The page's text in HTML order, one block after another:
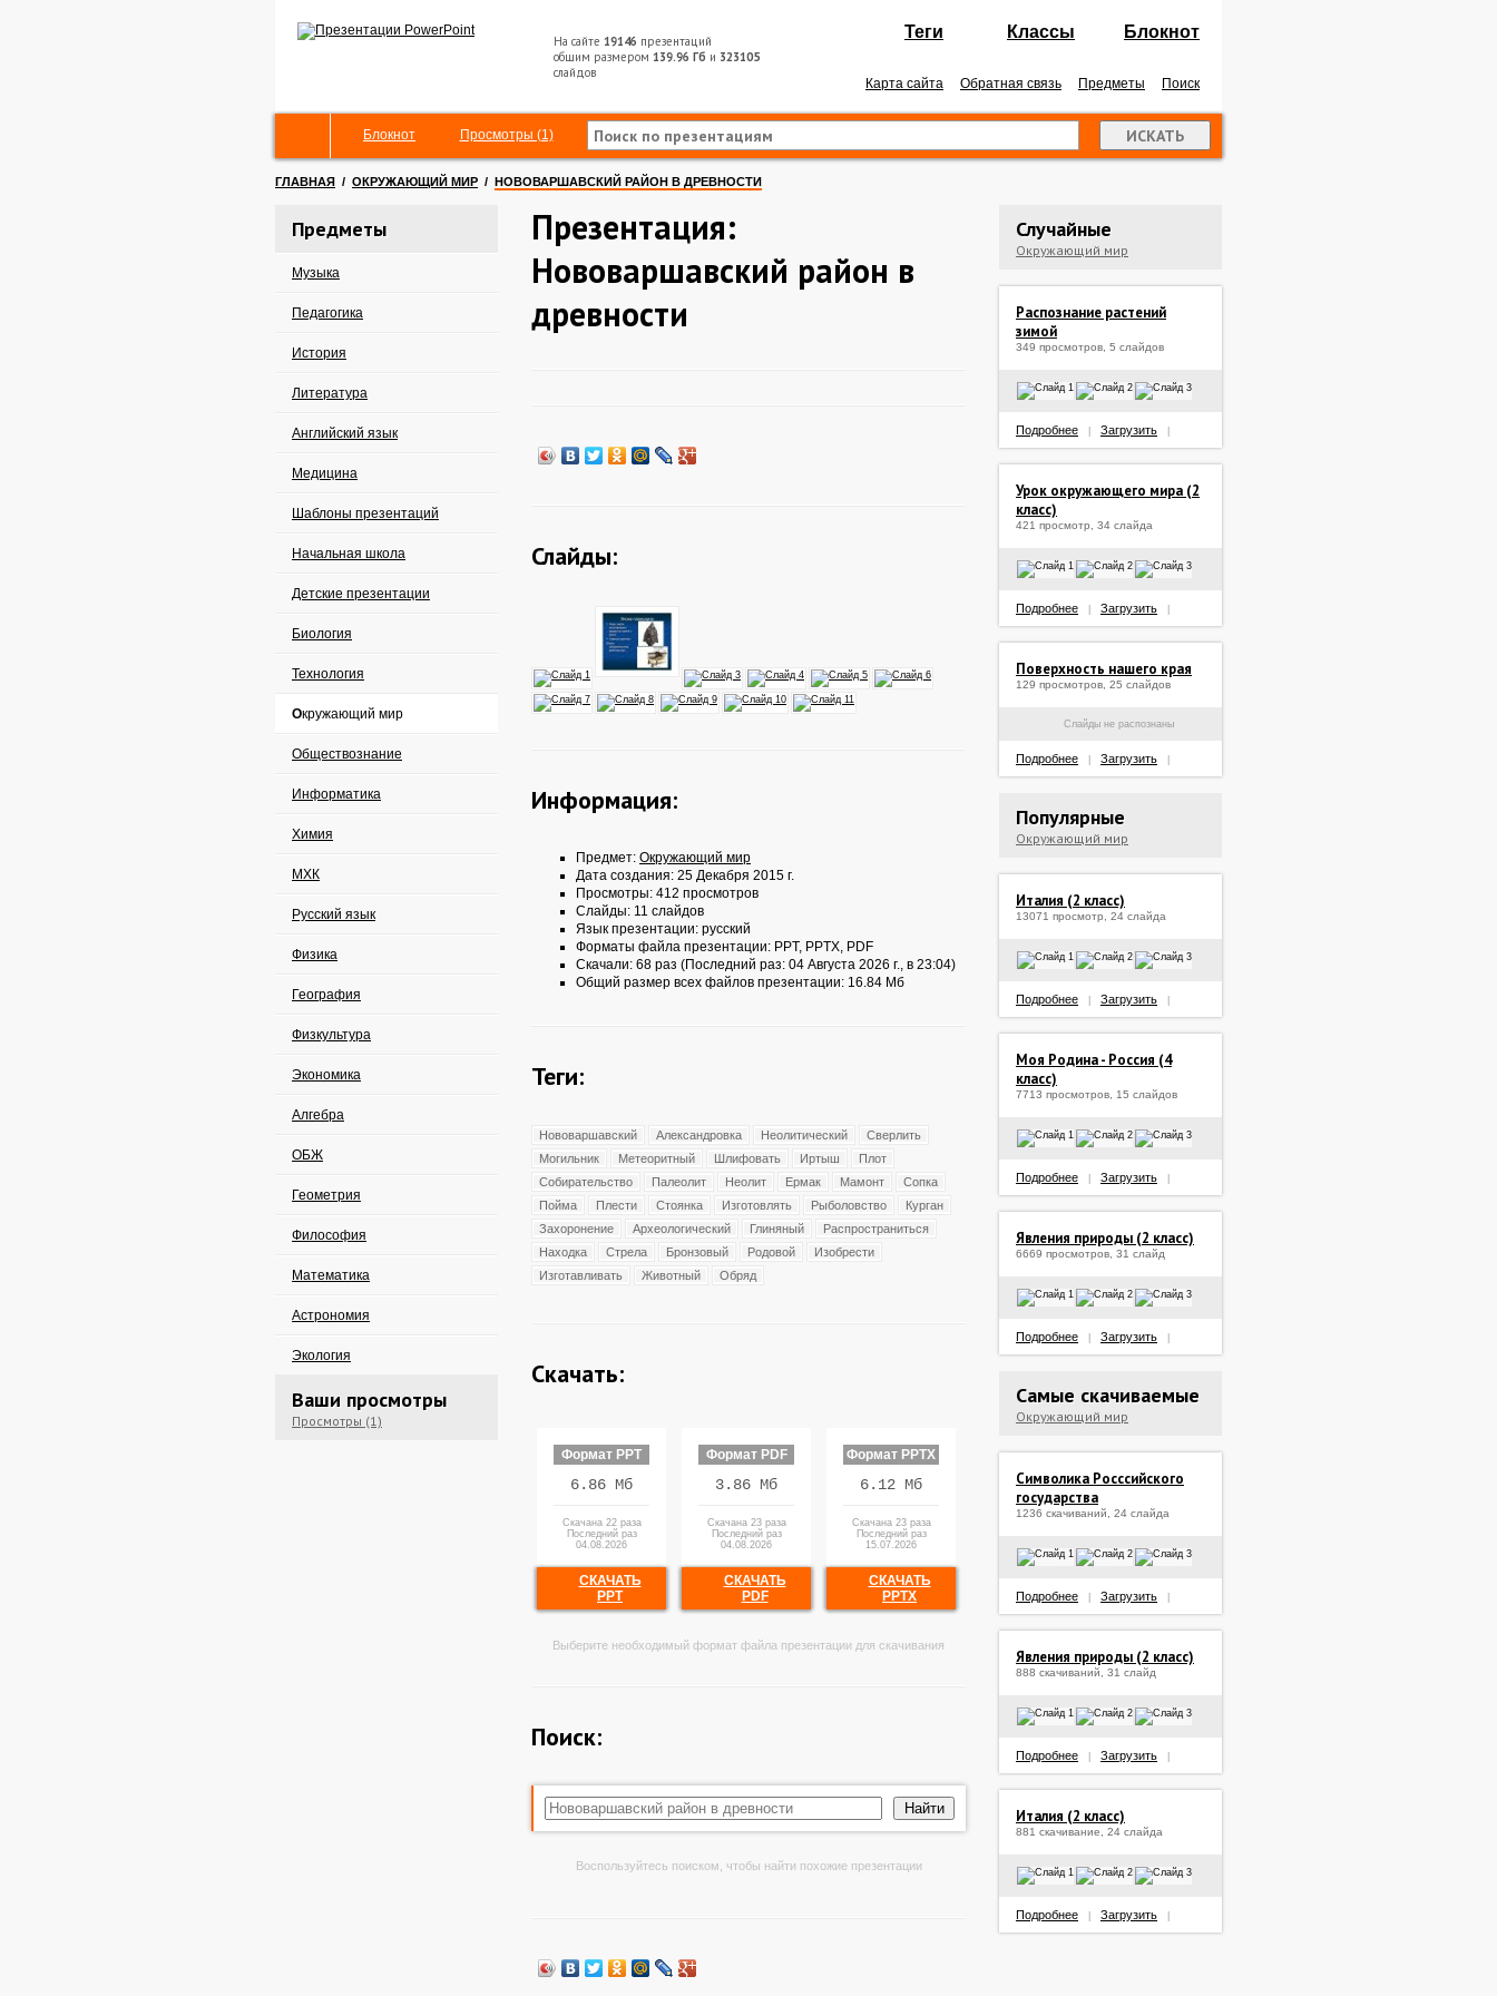
На сайте 19146 презентаций
общим размером 139.96 Гб и 323105
слайдов
Теги Классы Блокнот
Карта сайта Обратная связь Предметы Поиск
Блокнот Просмотры (1)
ГЛАВНАЯ / ОКРУЖАЮЩИЙ МИР / НОВОВАРШАВСКИЙ РАЙОН В ДРЕВНОСТИ
Предметы
Музыка
Педагогика
История
Литература
Английский язык
Медицина
Шаблоны презентаций
Начальная школа
Детские презентации
Биология
Технология
Окружающий мир
Обществознание
Информатика
Химия
МХК
Русский язык
Физика
География
Физкультура
Экономика
Алгебра
ОБЖ
Геометрия
Философия
Математика
Астрономия
Экология
Ваши просмотры
Просмотры (1)
Презентация:
Нововаршавский район в
древности
Слайды:
Информация:
Предмет: Окружающий мир
Дата создания: 25 Декабря 2015 г.
Просмотры: 412 просмотров
Слайды: 11 слайдов
Язык презентации: русский
Форматы файла презентации: PPT, PPTX, PDF
Скачали: 68 раз (Последний раз: 04 Августа 2026 г., в 23:04)
Общий размер всех файлов презентации: 16.84 Мб
Теги:
Нововаршавский Александровка Неолитический
Сверлить
Могильник
Метеоритный Шлифовать Иртыш
Плот
Собирательство
Палеолит Неолит Ермак Мамонт
Сопка
Пойма
Плести Стоянка Изготовлять Рыболовство
Курган
Захоронение
Археологический Глиняный
Распространиться
Находка
Стрела Бронзовый Родовой
Изобрести
Изготавливать
Животный Обряд
Скачать:
Формат PPT
6.86 Мб
Скачана 22 раза
Последний раз
04.08.2026
СКАЧАТЬ
PPT
Формат PDF
3.86 Мб
Скачана 23 раза
Последний раз
04.08.2026
СКАЧАТЬ
PDF
Формат PPTX
6.12 Мб
Скачана 23 раза
Последний раз
15.07.2026
СКАЧАТЬ
PPTX
Выберите необходимый формат файла презентации для скачивания
Поиск:
Воспользуйтесь поиском, чтобы найти похожие презентации
Случайные
Окружающий мир
Распознание растений
зимой
349 просмотров, 5 слайдов
Подробнее Загрузить
Урок окружающего мира (2
класс)
421 просмотр, 34 слайда
Подробнее Загрузить
Поверхность нашего края
129 просмотров, 25 слайдов
Слайды не распознаны
Подробнее Загрузить
Популярные
Окружающий мир
Италия (2 класс)
13071 просмотр, 24 слайда
Подробнее Загрузить
Моя Родина - Россия (4
класс)
7713 просмотров, 15 слайдов
Подробнее Загрузить
Явления природы (2 класс)
6669 просмотров, 31 слайд
Подробнее Загрузить
Самые скачиваемые
Окружающий мир
Символика Росссийского
государства
1236 скачиваний, 24 слайда
Подробнее Загрузить
Явления природы (2 класс)
888 скачиваний, 31 слайд
Подробнее Загрузить
Италия (2 класс)
881 скачивание, 24 слайда
Подробнее Загрузить